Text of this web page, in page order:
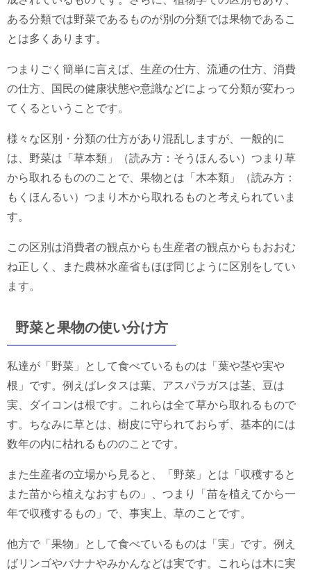
ある分類では野菜であるものが別の分類では果物であるこ
とは多くあります。
つまりごく簡単に言えば、生産の仕方、流通の仕方、消費
の仕方、国民の健康状態や意識などによって分類が変わっ
てくるということです。
様々な区別・分類の仕方があり混乱しますが、一般的に
は、野菜は「草本類」（読み方：そうほんるい）つまり草
から取れるもののことで、果物とは「木本類」（読み方：
もくほんるい）つまり木から取れるものと考えられていま
す。
この区別は消費者の観点からも生産者の観点からもおおむ
ね正しく、また農林水産省もほぼ同じように区別をしてい
ます。
野菜と果物の使い分け方
私達が「野菜」として食べているものは「葉や茎や実や
根」です。例えばレタスは葉、アスパラガスは茎、豆は
実、ダイコンは根です。これらは全て草から取れるもので
す。ちなみに草とは、樹皮に守られておらず、基本的には
数年の内に枯れるもののことです。
また生産者の立場から見ると、「野菜」とは「収穫すると
また苗から植えなおすもの」、つまり「苗を植えてから一
年で収穫するもの」で、事実上、草のことです。
他方で「果物」として食べているものは「実」です。例え
ばリンゴやバナナやみかんなどは実です。これらは木に実